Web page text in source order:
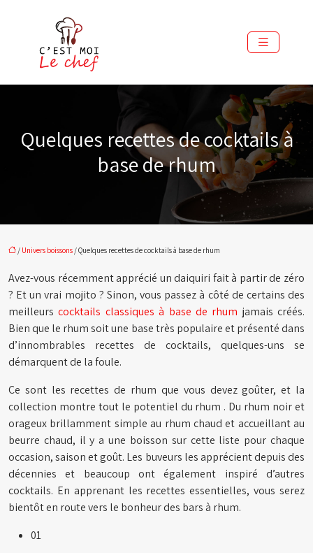
Quelques recettes de cocktails à
base de rhum
/ Univers boissons / Quelques recettes de cocktails à base de rhum
Avez-vous récemment apprécié un daiquiri fait à partir de zéro
? Et un vrai mojito ? Sinon, vous passez à côté de certains des
meilleurscocktails classiques à base de rhum jamais créés.
Bien que le rhum soit une base très populaire et présenté dans
d’innombrables recettes de cocktails, quelques-uns se
démarquent de la foule.
Ce sont les recettes de rhum que vous devez goûter, et la
collection montre tout le potentiel du rhum . Du rhum noir et
orageux brillamment simple au rhum chaud et accueillant au
beurre chaud, il y a une boisson sur cette liste pour chaque
occasion, saison et goût. Les buveurs les apprécient depuis des
décennies et beaucoup ont également inspiré d’autres
cocktails. En apprenant les recettes essentielles, vous serez
bientôt en route vers le bonheur des bars à rhum.
01